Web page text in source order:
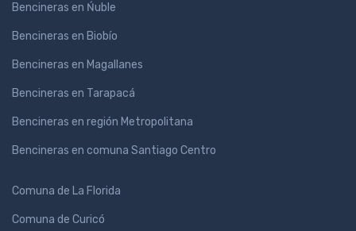
Bencineras en Ńuble
Bencineras en Biobío
Bencineras en Magallanes
Bencineras en Tarapacá
Bencineras en región Metropolitana
Bencineras en comuna Santiago Centro
Comuna de La Florida
Comuna de Curicó